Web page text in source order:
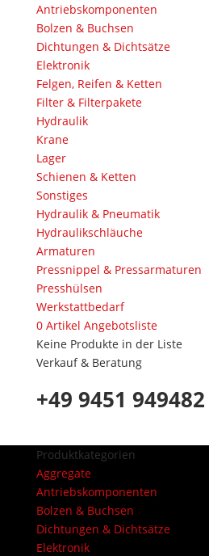
Antriebskomponenten
Bolzen & Buchsen
Dichtungen & Dichtsätze
Elektronik
Felgen, Reifen & Ketten
Filter & Filterpakete
Hydraulik
Krane
Lager
Schienen & Ketten
Sonstiges
Hydraulik & Pneumatik
Hydraulikschläuche
Armaturen
Pressnippel & Pressarmaturen
Presshülsen
Werkstattbedarf
0Artikel Angebotsliste
Keine Produkte in der Liste
Verkauf & Beratung
+49 9451 949482
Produktkategorien
Aggregate
Antriebskomponenten
Bolzen & Buchsen
Dichtungen & Dichtsätze
Elektronik